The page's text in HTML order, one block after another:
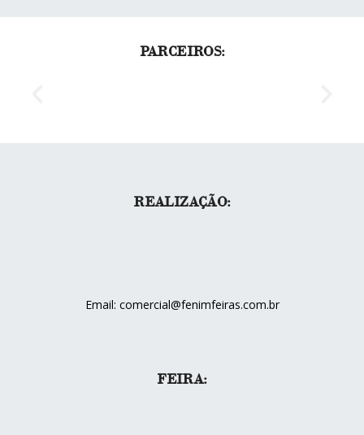
PARCEIROS:
REALIZAÇÃO:
Email: comercial@fenimfeiras.com.br
FEIRA: